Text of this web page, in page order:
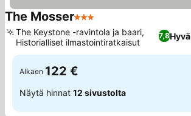
The Mosser3 Tähtiluokitus
7,8Hyvä
The Keystone -ravintola ja baari,
Historialliset ilmastointiratkaisut
Alkaen 122 €
Näytä hinnat 12 sivustolta